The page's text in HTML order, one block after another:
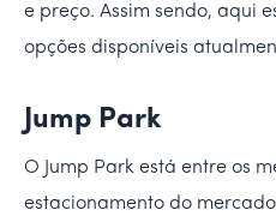
e preço. Assim sendo, aqui
opções disponíveis
Jump Park
O Jump Park está entre os
estacionamento do